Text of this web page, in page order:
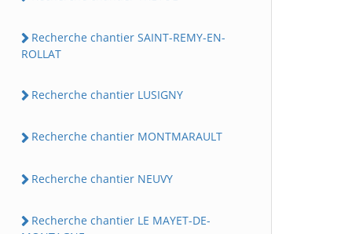
Recherche chantier SAINT-REMY-EN-
ROLLAT
Recherche chantier LUSIGNY
Recherche chantier MONTMARAULT
Recherche chantier NEUVY
Recherche chantier LE MAYET-DE-